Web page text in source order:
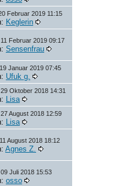
Februar 2019 11:15
Keglerin
Februar 2019 09:17
Sensenfrau
Januar 2019 07:45
Ufuk g.
Oktober 2018 14:31
Lisa
August 2018 12:59
Lisa
August 2018 18:12
Agnes Z.
Juli 2018 15:53
osso